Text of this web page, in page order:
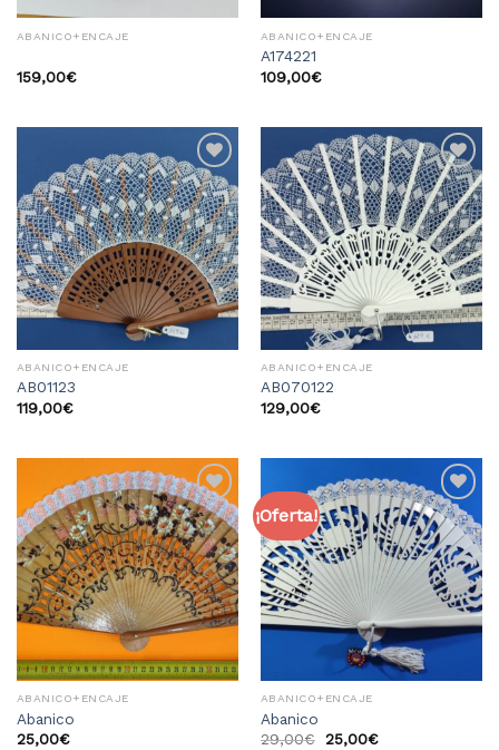
ABANICO+ENCAJE
159,00€
ABANICO+ENCAJE
A174221
109,00€
Añadir
a la
lista
de
deseos
ABANICO+ENCAJE
AB01123
119,00€
Añadir
a la
lista
de
deseos
ABANICO+ENCAJE
AB070122
129,00€
Añadir
a la
lista
de
deseos
ABANICO+ENCAJE
Abanico
25,00€
¡Oferta!
Añadir
a la
lista
de
deseos
ABANICO+ENCAJE
Abanico
29,00€ 25,00€